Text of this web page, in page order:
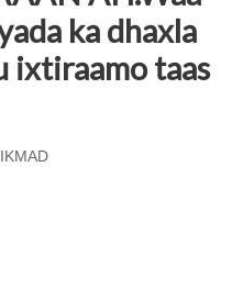
ka dhaxla
ixtiraamo taas